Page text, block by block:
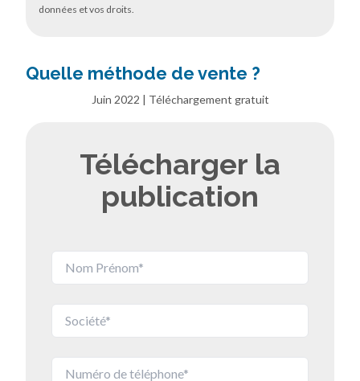
données et vos droits.
Quelle méthode de vente ?
Juin 2022 | Téléchargement gratuit
Télécharger la
publication